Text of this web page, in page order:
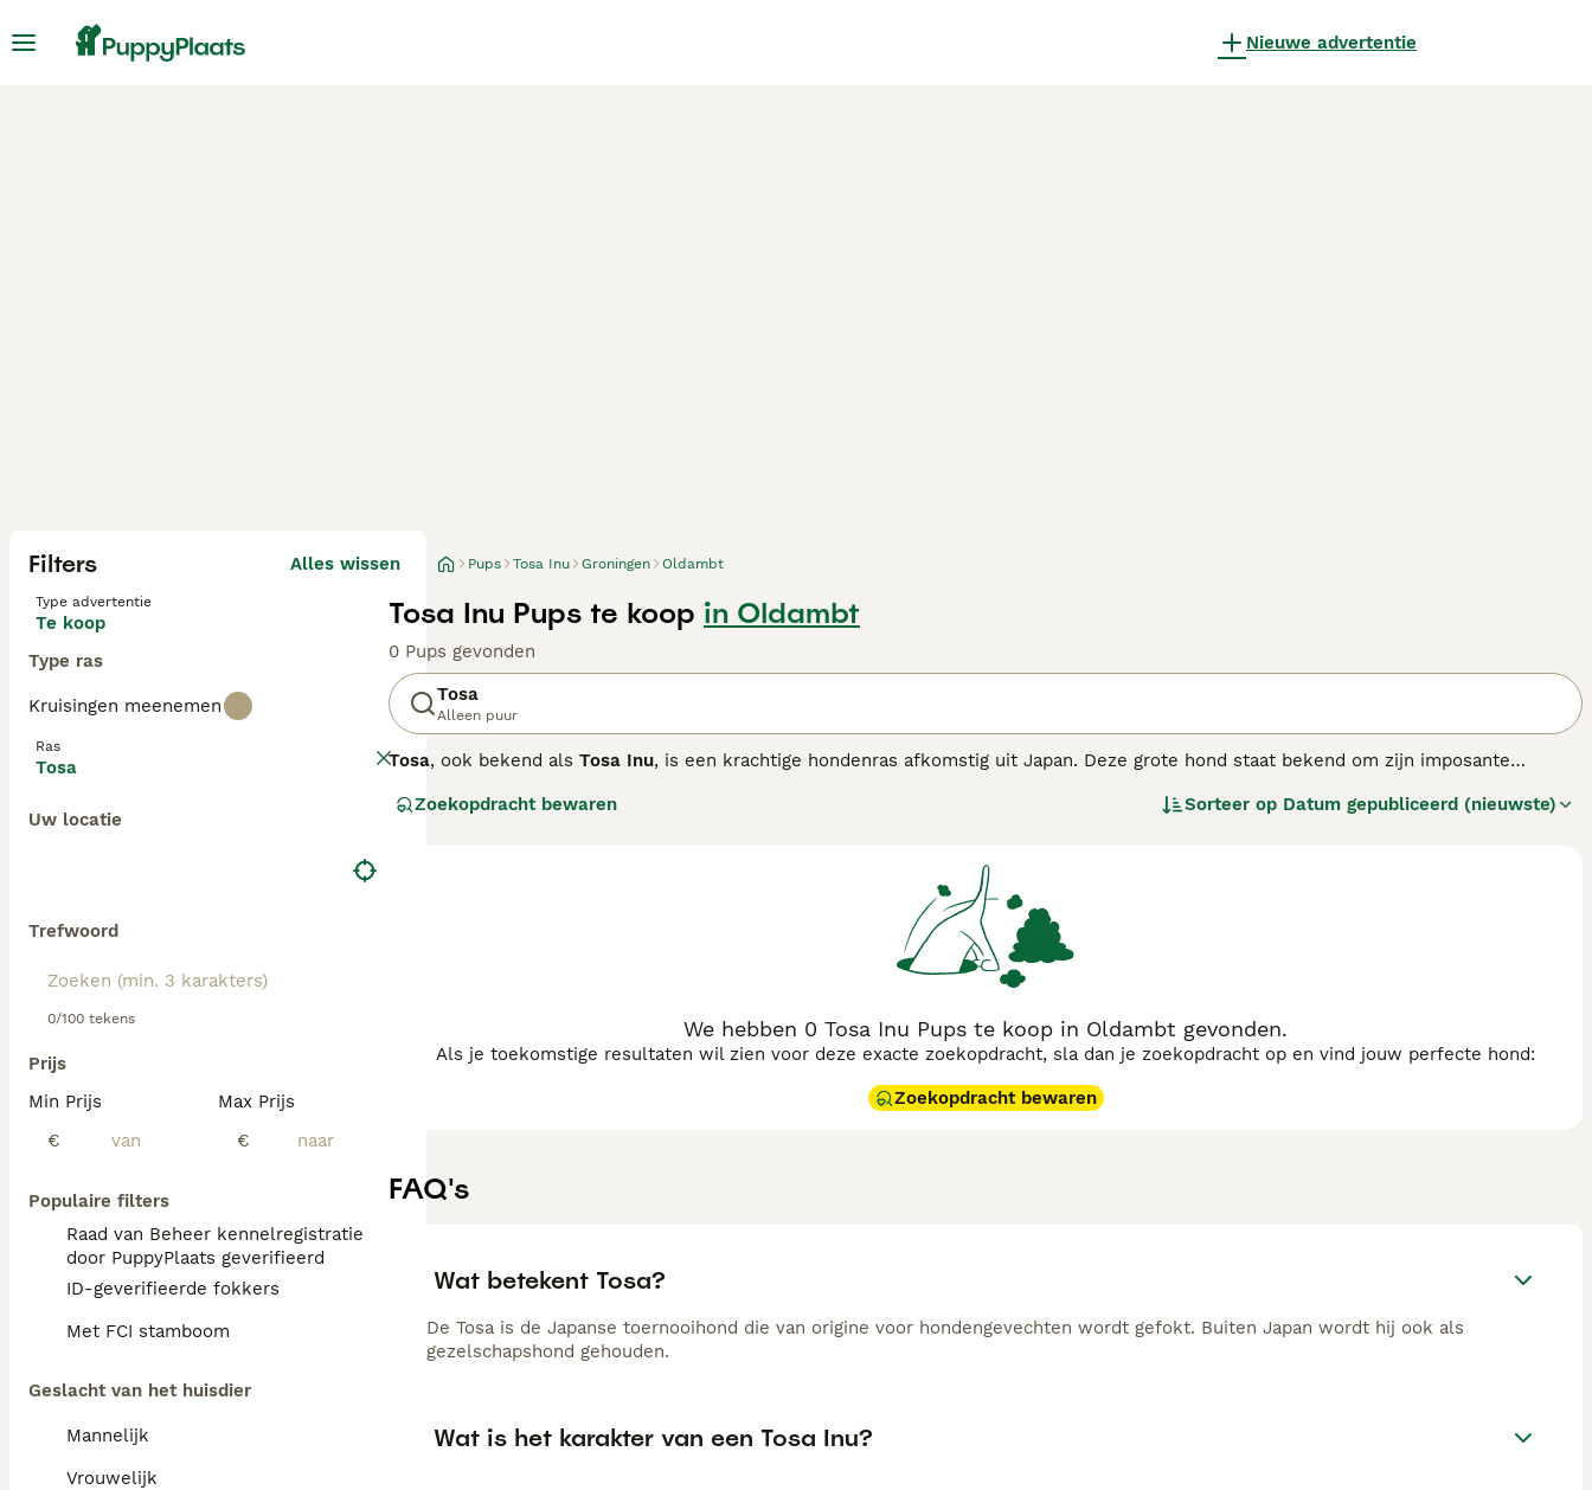
Nieuwe advertentie
Filters Alles wissen
Type advertentie
Te koop
Type ras
Kruisingen meenemen
Ras
Tosa
Uw locatie
Trefwoord
0/100 tekens
Prijs
Min Prijs
€
Max Prijs
€
Populaire filters
Raad van Beheer kennelregistratie
door PuppyPlaats geverifieerd
ID-geverifieerde fokkers
Met FCI stamboom
Geslacht van het huisdier
Mannelijk
Vrouwelijk
Pups Tosa Inu Groningen Oldambt
Tosa Inu Pups te koop in Oldambt
0 Pups gevonden
Tosa
Alleen puur
Tosa, ook bekend als Tosa Inu, is een krachtige hondenras afkomstig uit Japan. Deze grote hond staat bekend om zijn imposante
alleen sterk maar ook rustig en loyaal, wat hem tot een uitstekende waakhond en metgezel maakt. Hij heeft een evenwichtig
voor ervaren hondenbezitters die voldoende tijd en kennis hebben om deze verantwoordelijke hond de juiste opvoeding en beweging te
geven. Populaire zoekwoorden die vaak geassocieerd worden met dit ras zijn bijvoorbeeld "tosa inu", "tosa pup", "tosa hond", en "tosa inu
karakter". Hierbij worden ook vaak koosnamen zoals "reusje" gebruikt voor de grote maar vaak zachtaardige hond. De
geschikt voor eigenaren die op zoek zijn naar een sterke en betrouwbare hond met een kalm karakter.
Zoekopdracht bewaren Sorteer op Datum gepubliceerd (nieuwste)
We hebben 0 Tosa Inu Pups te koop in Oldambt gevonden.
Als je toekomstige resultaten wil zien voor deze exacte zoekopdracht, sla dan je zoekopdracht op en vind jouw perfecte hond:
Zoekopdracht bewaren
FAQ's
Wat betekent Tosa?
De Tosa is de Japanse toernooihond die van origine voor hondengevechten wordt gefokt. Buiten Japan wordt hij ook als
gezelschapshond gehouden.
Wat is het karakter van een Tosa Inu?